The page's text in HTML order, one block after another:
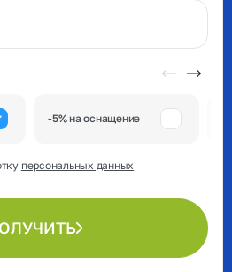
-5% на оснащение
персональных данных